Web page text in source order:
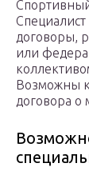
договоры,
или
Возможны
договора о